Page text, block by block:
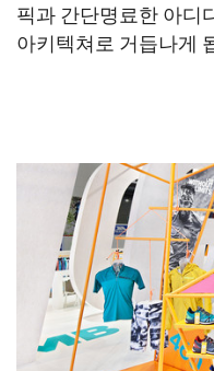
픽과 간단명료한 아디
아키텍쳐로 거듭나게